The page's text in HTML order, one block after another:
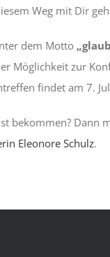
Weg mit Dir
dem Motto
Möglichkeit zur
findet am 7.
bekommen? Dann
Eleonore Schulz.